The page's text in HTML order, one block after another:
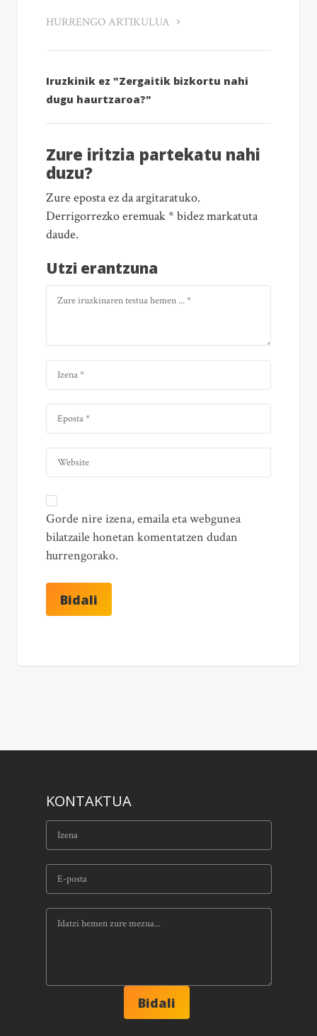
HURRENGO ARTIKULUA
Iruzkinik ez "Zergaitik bizkortu nahi
dugu haurtzaroa?"
Zure iritzia partekatu nahi
duzu?
Zure eposta ez da argitaratuko.
Derrigorrezko eremuak * bidez markatuta
daude.
Utzi erantzuna
Gorde nire izena, emaila eta webgunea
bilatzaile honetan komentatzen dudan
hurrengorako.
KONTAKTUA